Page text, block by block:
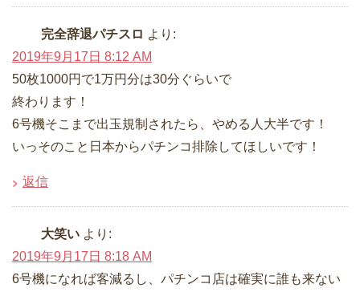
完全辞退パチスロ より:
2019年9月17日 8:12 AM
50枚1000円で1万円分は30分ぐらいで
終わります！
6号機そこまで出玉規制されたら、やめる人大半です！
いっそのこと日本からパチンコ排除してほしいです！
返信
大笑い より:
2019年9月17日 8:18 AM
6号機になれば客減るし、パチンコ店は確実に誰も来ない